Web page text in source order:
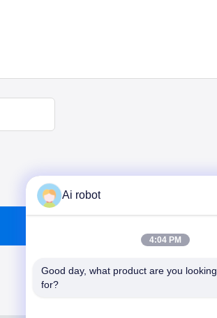
Ai robot
4:04 PM
Good day, what product are you looking
for?